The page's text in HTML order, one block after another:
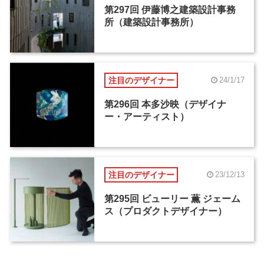
第297回 伊藤博之建築設計事務
所（建築設計事務所）
注目のデザイナー 24/1/17
第296回 本多沙映（デザイナ
ー・アーティスト）
注目のデザイナー 23/12/13
第295回 ビューリー 薫 ジェーム
ス（プロダクトデザイナー）